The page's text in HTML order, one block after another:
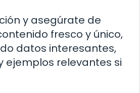
y asegúrate de
fresco y único,
datos interesantes,
ejemplos relevantes si